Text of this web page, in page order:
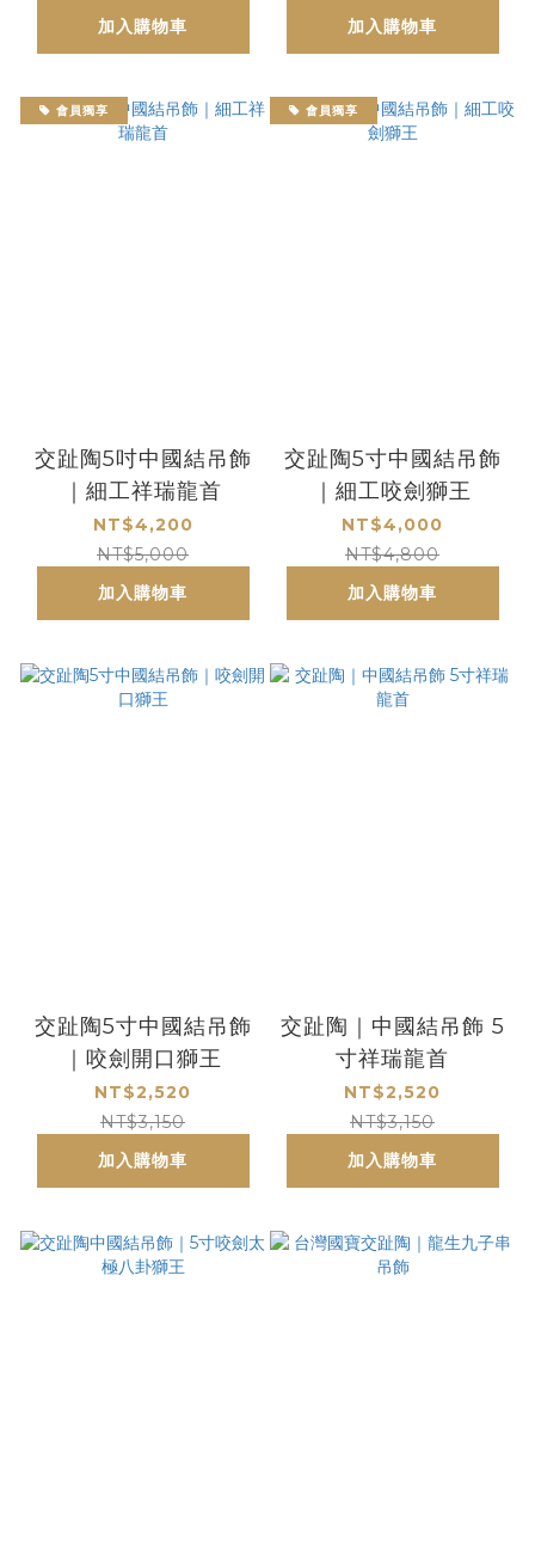
加入購物車
加入購物車
會員獨享
交趾陶5吋中國結吊飾
｜細工祥瑞龍首
NT$4,200
NT$5,000
加入購物車
會員獨享
交趾陶5寸中國結吊飾
｜細工咬劍獅王
NT$4,000
NT$4,800
加入購物車
交趾陶5寸中國結吊飾
｜咬劍開口獅王
NT$2,520
NT$3,150
加入購物車
交趾陶｜中國結吊飾 5
寸祥瑞龍首
NT$2,520
NT$3,150
加入購物車